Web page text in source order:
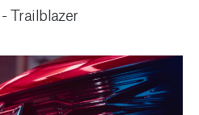
Trailblazer